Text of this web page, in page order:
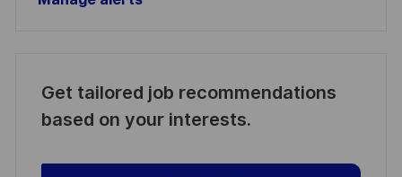
Get tailored job recommendations
based on your interests.